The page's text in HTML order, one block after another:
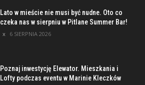
Lato w mieście nie musi być nudne. Oto co
czeka nas w sierpniu w Pitlane Summer Bar!
6 SIERPNIA 2026
Poznaj inwestycję Elewator. Mieszkania i
Lofty podczas eventu w Marinie Kleczków